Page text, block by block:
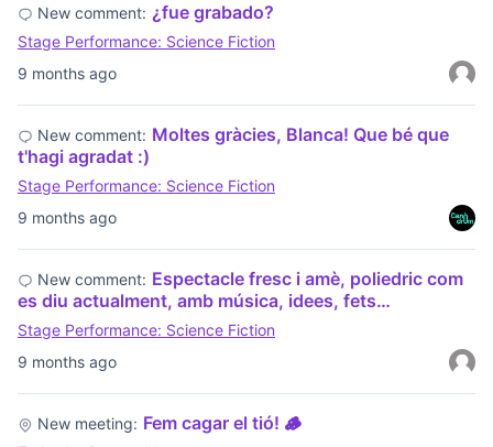
9 months ago
New comment: ¿fue grabado?
Stage Performance: Science Fiction
9 months ago
New comment: Moltes gràcies, Blanca! Que bé que
t'hagi agradat :)
Stage Performance: Science Fiction
9 months ago
New comment: Espectacle fresc i amè, poliedric com
es diu actualment, amb música, idees, fets…
Stage Performance: Science Fiction
New meeting: Fem cagar el tió! 🪵